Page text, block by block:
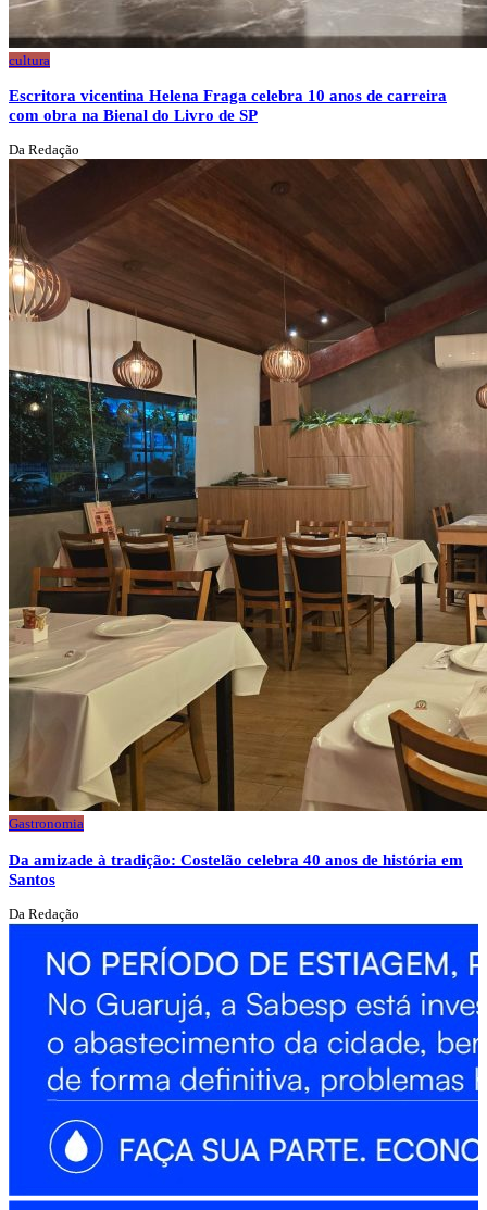
cultura
Escritora vicentina Helena Fraga celebra 10 anos de carreira
com obra na Bienal do Livro de SP
Da Redação
Gastronomia
Da amizade à tradição: Costelão celebra 40 anos de história em
Santos
Da Redação